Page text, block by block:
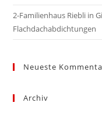
2-Familienhaus Riebli in
Flachdachabdichtungen
Neueste
Archiv